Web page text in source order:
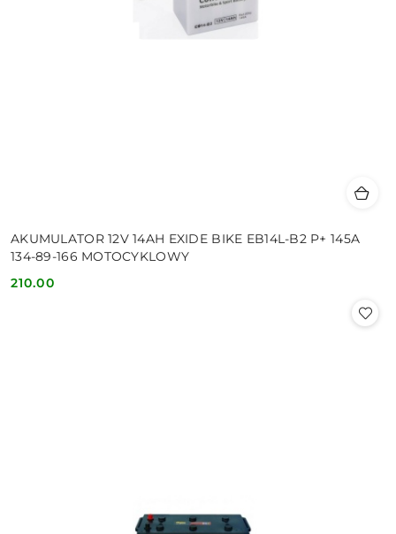
AKUMULATOR 12V 14AH EXIDE BIKE EB14L-B2 P+ 145A
134-89-166 MOTOCYKLOWY
Cena:
210.00